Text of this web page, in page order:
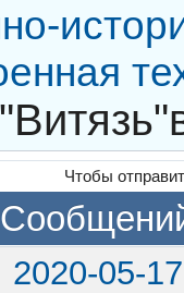
Чтобы
2020-05-